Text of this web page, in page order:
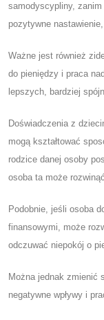
samodyscypliny,
pozytywne
Ważne jest również
do pieniędzy i praca
lepszych, bardziej
Doświadczenia z
mogą kształtować
rodzice danej osoby
osoba ta może
Podobnie, jeśli osoba
finansowymi, może
odczuwać niepokój o
Można jednak zmienić
negatywne wpływy i